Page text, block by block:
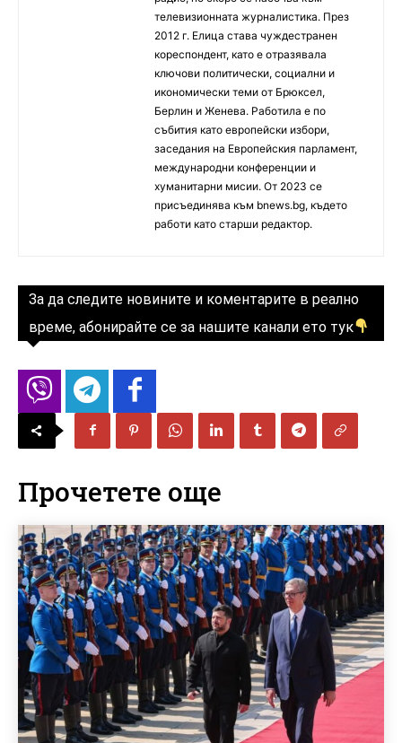
телевизионната журналистика. През
2012 г. Елица става чуждестранен
кореспондент, като е отразявала
ключови политически, социални и
икономически теми от Брюксел,
Берлин и Женева. Работила е по
събития като европейски избори,
заседания на Европейския парламент,
международни конференции и
хуманитарни мисии. От 2023 се
присъединява към bnews.bg, където
работи като старши редактор.
За да следите новините и коментарите в реално
време, абонирайте се за нашите канали ето тук
Прочетете още